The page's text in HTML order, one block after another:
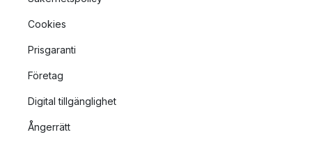
Cookies
Prisgaranti
Företag
Digital tillgänglighet
Ångerrätt